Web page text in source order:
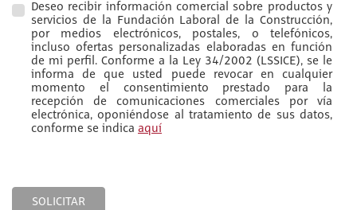
Deseo recibir información comercial sobre productos y
servicios de la Fundación Laboral de la Construcción,
por medios electrónicos, postales, o telefónicos,
incluso ofertas personalizadas elaboradas en función
de mi perfil. Conforme a la Ley 34/2002 (LSSICE), se le
informa de que usted puede revocar en cualquier
momento el consentimiento prestado para la
recepción de comunicaciones comerciales por vía
electrónica, oponiéndose al tratamiento de sus datos,
conforme se indica aquí
SOLICITAR